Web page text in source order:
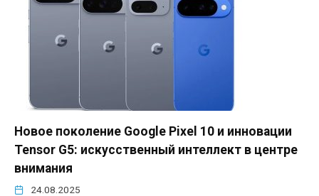
Новое поколение Google Pixel 10 и инновации
Tensor G5: искусственный интеллект в центре
внимания
24.08.2025